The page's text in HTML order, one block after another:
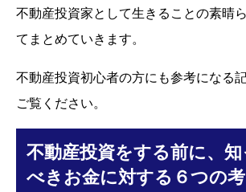
不動産投資家として生きることの素晴
てまとめていきます。
不動産投資初心者の方にも参考になる
ご覧ください。
不動産投資をする前に、知
べきお金に対する６つの